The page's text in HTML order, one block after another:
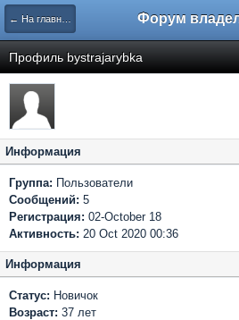
← На главную
Профиль bystrajarybka
Информация
Группа: Пользователи
Сообщений: 5
Регистрация: 02-October 18
Активность: 20 Oct 2020 00:36
Информация
Статус: Новичок
Возраст: 37 лет